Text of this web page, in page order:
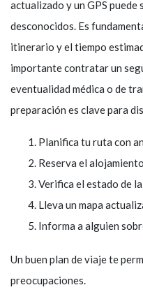
actualizado y un GPS
desconocidos. Es
itinerario y el tiempo
importante contratar un
eventualidad médica o de
preparación es clave para
Planifica tu ruta con
Reserva el
Verifica el estado de
Lleva un mapa
Informa a alguien
Un buen plan de viaje te
preocupaciones.